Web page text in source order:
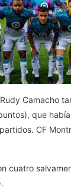
Camacho
que
CF
cuatro